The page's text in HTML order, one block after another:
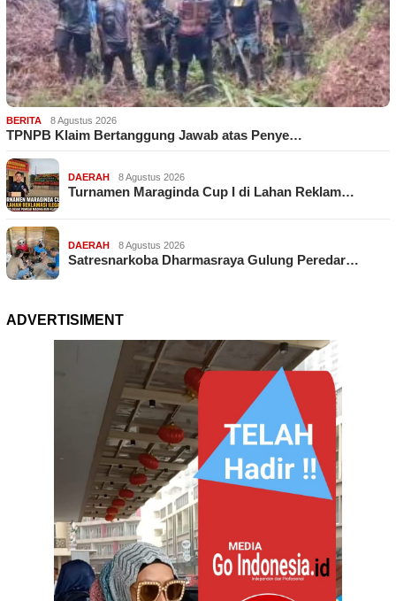
BERITA 8 Agustus 2026
TPNPB Klaim Bertanggung Jawab atas Penye…
DAERAH 8 Agustus 2026
Turnamen Maraginda Cup I di Lahan Reklam…
DAERAH 8 Agustus 2026
Satresnarkoba Dharmasraya Gulung Peredar…
ADVERTISIMENT